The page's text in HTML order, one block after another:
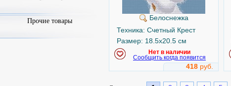
Белоснежка
Техника: Счетный Крест
Размер: 18.5x20.5 см
Нет в наличии
Сообщить когда появится
418 руб.
Прочие товары